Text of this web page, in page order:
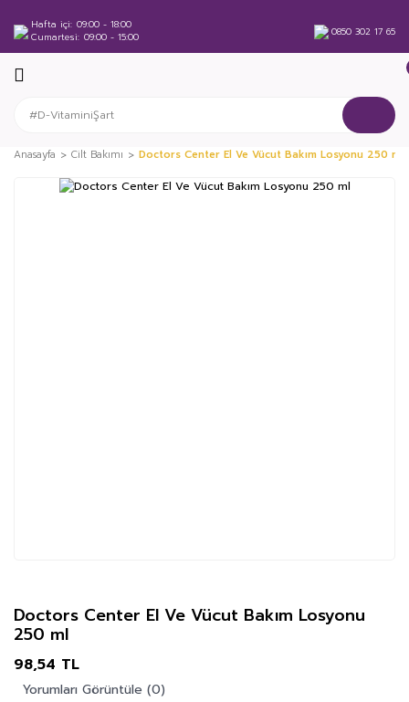
Hafta içi 09:00 - 18:00
Cumartesi 09:00 - 15:00 0850 302 17 65
Anasayfa Cilt Bakımı Doctors Center El Ve Vücut Bakım Losyonu 250 ml
Doctors Center El Ve Vücut Bakım Losyonu
250 ml
98,54 TL
Yorumları Görüntüle (0)